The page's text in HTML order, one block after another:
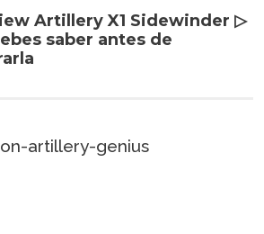
Artillery X1 Sidewinder ▷
saber antes de